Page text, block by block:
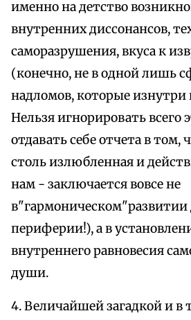
именно на детство
внутренних диссонансов,
саморазрушения, вкуса к
(конечно, не в одной лишь
надломов, которые изнутри
Нельзя игнорировать всего
отдавать себе отчета в том,
столь излюбленная и
нам - заключается вовсе не
в"гармоническом"развитии
периферии!), а в
внутреннего равновесия
души.
4. Величайшей загадкой и в